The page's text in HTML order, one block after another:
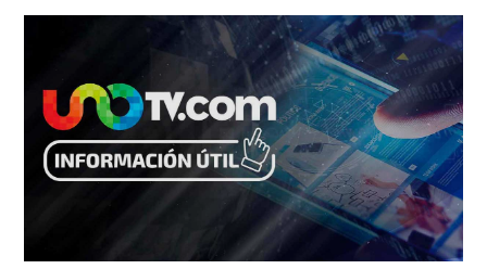
llega
a
Hilal
de
Arabia
Saudita:
así
lo
anunciaron